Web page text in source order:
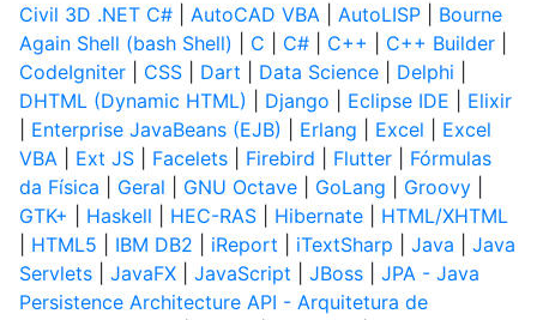
Civil 3D .NET C#
AutoCAD VBA AutoLISP
Bourne
Again Shell (bash Shell)
C C# C++ C++ Builder
CodeIgniter
CSS Dart Data Science Delphi
DHTML (Dynamic HTML)
Django Eclipse IDE
Elixir
Enterprise JavaBeans (EJB) Erlang Excel
Excel
VBA
Ext JS Facelets Firebird Flutter
Fórmulas
da Física
Geral GNU Octave GoLang Groovy
GTK+
Haskell HEC-RAS Hibernate
HTML/XHTML
HTML5 IBM DB2 iReport iTextSharp Java
Java
Servlets
JavaFX JavaScript JBoss
JPA - Java
Persistence Architecture API - Arquitetura de